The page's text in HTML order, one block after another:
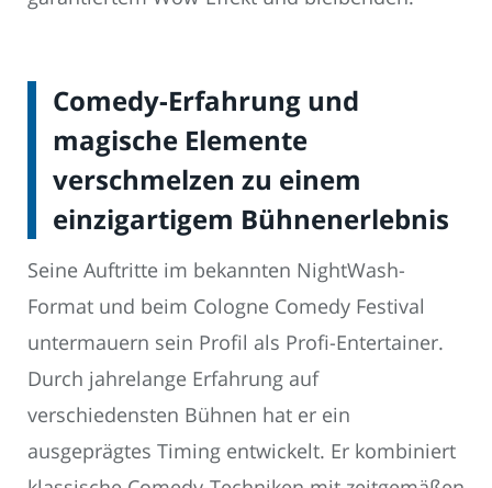
Comedy-Erfahrung und
magische Elemente
verschmelzen zu einem
einzigartigem Bühnenerlebnis
Seine Auftritte im bekannten NightWash-
Format und beim Cologne Comedy Festival
untermauern sein Profil als Profi-Entertainer.
Durch jahrelange Erfahrung auf
verschiedensten Bühnen hat er ein
ausgeprägtes Timing entwickelt. Er kombiniert